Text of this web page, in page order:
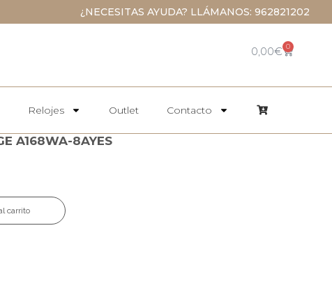
¿NECESITAS AYUDA? LLÁMANOS: 962821202
0,00€ 0
Relojes Outlet Contacto
A168WA-8AYES
carrito